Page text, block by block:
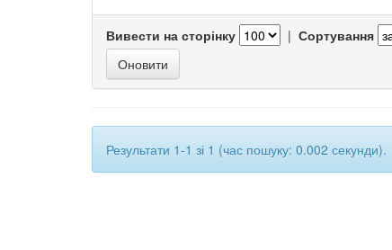
Вивести на сторінку | Сортування
Результати 1-1 зі 1 (час пошуку: 0.002 секунди).